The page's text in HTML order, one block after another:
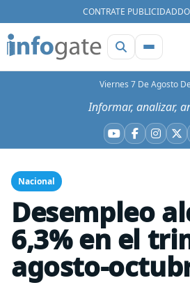
CONTRATE PUBLICIDAD
Viernes 7 De Agosto
Informar, analizar,
YouTube
Facebook
X
Nacional
Desempleo
6,3% en el
agosto-